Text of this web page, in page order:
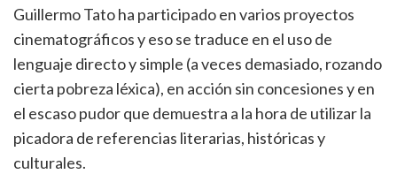
Guillermo Tato ha participado en varios proyectos
cinematográficos y eso se traduce en el uso de
lenguaje directo y simple (a veces demasiado, rozando
cierta pobreza léxica), en acción sin concesiones y en
el escaso pudor que demuestra a la hora de utilizar la
picadora de referencias literarias, históricas y
culturales.